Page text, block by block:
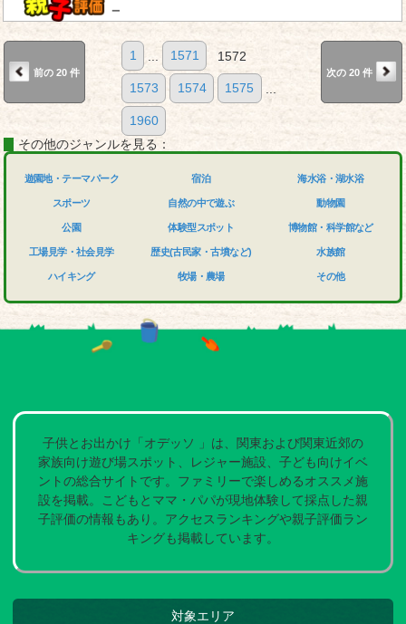
－
前の 20 件
1 1571 1572
1573 1574 1575
1960
次の 20 件
その他のジャンルを見る：
遊園地・テーマパーク
スポーツ
公園
工場見学・社会見学
ハイキング
宿泊
自然の中で遊ぶ
体験型スポット
歴史(古民家・古墳など)
牧場・農場
海水浴・湖水浴
動物園
博物館・科学館など
水族館
その他
子供とお出かけ「オデッソ 」は、関東および関東近郊の
家族向け遊び場スポット、レジャー施設、子ども向けイベ
ントの総合サイトです。ファミリーで楽しめるオススメ施
設を掲載。こどもとママ・パパが現地体験して採点した親
子評価の情報もあり。アクセスランキングや親子評価ラン
キングも掲載しています。
対象エリア